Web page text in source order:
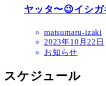
ヤッタ〜😉イシ
matsumaru-izaki
2023年10月22日
お知らせ
スケジュール